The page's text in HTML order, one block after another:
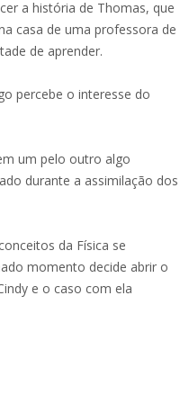
a história de Thomas, que
casa de uma professora de
de aprender.
percebe o interesse do
um pelo outro algo
durante a assimilação dos
da Física se
momento decide abrir o
e o caso com ela